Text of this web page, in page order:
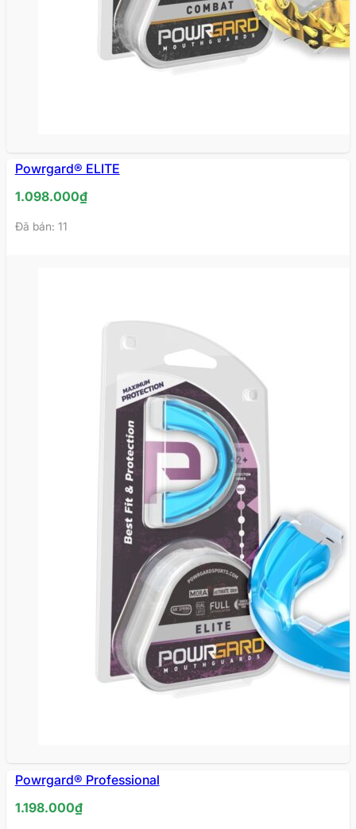
Powrgard® ELITE
1.098.000₫
Đã bán: 11
Powrgard® Professional
1.198.000₫